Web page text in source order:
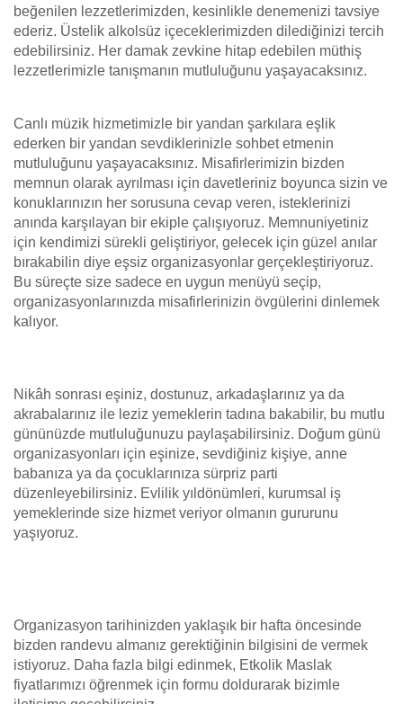
beğenilen lezzetlerimizden, kesinlikle denemenizi tavsiye
ederiz. Üstelik alkolsüz içeceklerimizden dilediğinizi tercih
edebilirsiniz. Her damak zevkine hitap edebilen müthiş
lezzetlerimizle tanışmanın mutluluğunu yaşayacaksınız.
Canlı müzik hizmetimizle bir yandan şarkılara eşlik
ederken bir yandan sevdiklerinizle sohbet etmenin
mutluluğunu yaşayacaksınız. Misafirlerimizin bizden
memnun olarak ayrılması için davetleriniz boyunca sizin ve
konuklarınızın her sorusuna cevap veren, isteklerinizi
anında karşılayan bir ekiple çalışıyoruz. Memnuniyetiniz
için kendimizi sürekli geliştiriyor, gelecek için güzel anılar
bırakabilin diye eşsiz organizasyonlar gerçekleştiriyoruz.
Bu süreçte size sadece en uygun menüyü seçip,
organizasyonlarınızda misafirlerinizin övgülerini dinlemek
kalıyor.
Nikâh sonrası eşiniz, dostunuz, arkadaşlarınız ya da
akrabalarınız ile leziz yemeklerin tadına bakabilir, bu mutlu
gününüzde mutluluğunuzu paylaşabilirsiniz. Doğum günü
organizasyonları için eşinize, sevdiğiniz kişiye, anne
babanıza ya da çocuklarınıza sürpriz parti
düzenleyebilirsiniz. Evlilik yıldönümleri, kurumsal iş
yemeklerinde size hizmet veriyor olmanın gururunu
yaşıyoruz.
Organizasyon tarihinizden yaklaşık bir hafta öncesinde
bizden randevu almanız gerektiğinin bilgisini de vermek
istiyoruz. Daha fazla bilgi edinmek, Etkolik Maslak
fiyatlarımızı öğrenmek için formu doldurarak bizimle